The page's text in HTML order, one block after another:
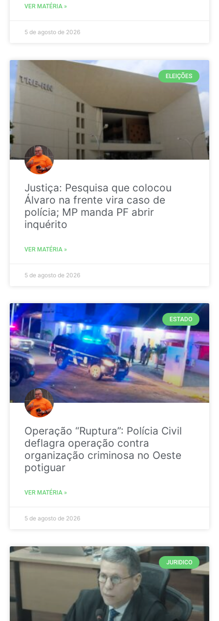
VER MATÉRIA »
5 de agosto de 2026
ELEIÇÕES
Justiça: Pesquisa que colocou
Álvaro na frente vira caso de
polícia; MP manda PF abrir
inquérito
VER MATÉRIA »
5 de agosto de 2026
ESTADO
Operação “Ruptura”: Polícia Civil
deflagra operação contra
organização criminosa no Oeste
potiguar
VER MATÉRIA »
5 de agosto de 2026
JURIDICO